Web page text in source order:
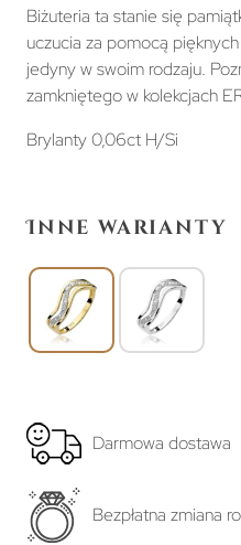
Biżuteria ta stanie się
uczucia za pomocą
jedyny w swoim rodzaju.
zamkniętego w kolekcjach
Brylanty 0,06ct H/Si
Inne warianty
Darmowa dostawa
Bezpłatna zmiana